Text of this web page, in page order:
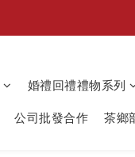
婚禮回禮禮物系列
公司批發合作 茶鄉